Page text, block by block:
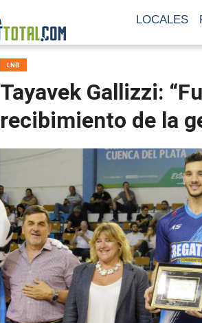
LOCALES
LNB
Tayavek Gallizzi:
recibimiento de la